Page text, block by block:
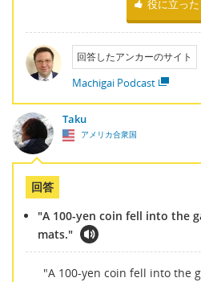
役に立った
回答したアンカーのサイト
Machigai Podcast
Taku
アメリカ合衆国
回答
"A 100-yen coin fell into the
mats."
"A 100-yen coin fell into the